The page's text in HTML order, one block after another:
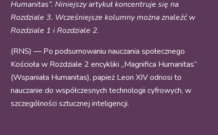
Humanitas”. Niniejszy artykuł koncentruje się na
Rozdziale 3. Wcześniejsze kolumny można znaleźć w
Rozdziale 1 i Rozdziale 2.
(RNS) — Po podsumowaniu nauczania społecznego
Kościoła w Rozdziale 2 encykliki „Magnifica Humanitas”
(Wspaniała Humanitas), papież Leon XIV odnosi to
nauczanie do współczesnych technologii cyfrowych, w
szczególności sztucznej inteligencji.